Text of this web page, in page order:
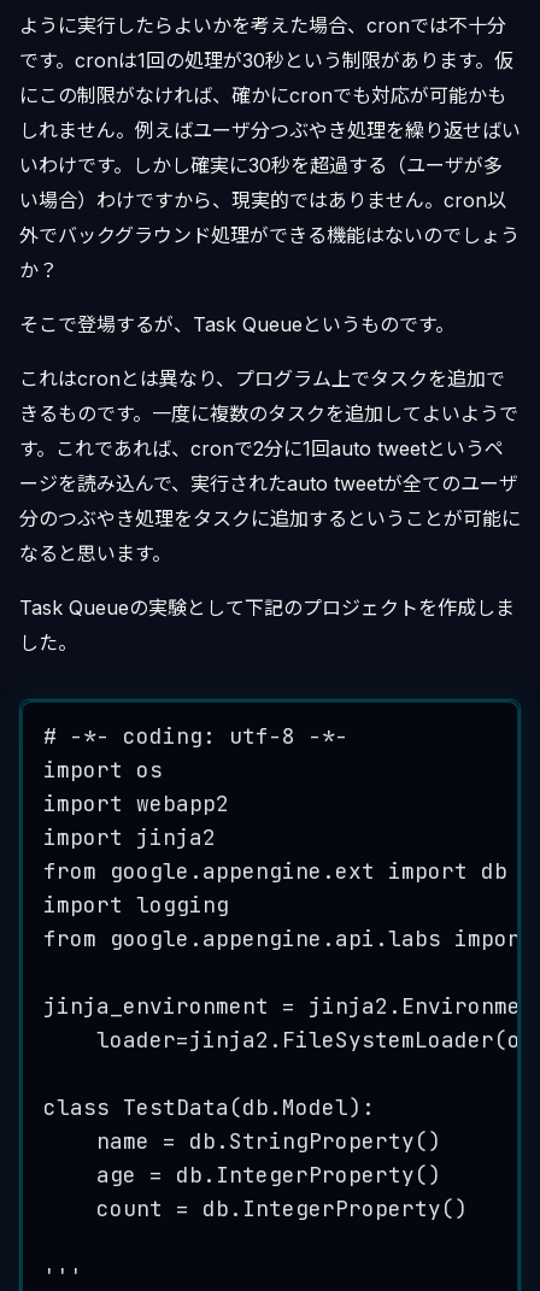
ように実行したらよいかを考えた場合、cronでは不十分
です。cronは1回の処理が30秒という制限があります。仮
にこの制限がなければ、確かにcronでも対応が可能かも
しれません。例えばユーザ分つぶやき処理を繰り返せばい
いわけです。しかし確実に30秒を超過する（ユーザが多
い場合）わけですから、現実的ではありません。cron以
外でバックグラウンド処理ができる機能はないのでしょう
か？
そこで登場するが、Task Queueというものです。
これはcronとは異なり、プログラム上でタスクを追加で
きるものです。一度に複数のタスクを追加してよいようで
す。これであれば、cronで2分に1回auto tweetというペ
ージを読み込んで、実行されたauto tweetが全てのユーザ
分のつぶやき処理をタスクに追加するということが可能に
なると思います。
Task Queueの実験として下記のプロジェクトを作成しま
した。
# -*- coding: utf-8
-*-
import os
import webapp2
import jinja2
from google.appengine.ext import db
import logging
from google.appengine.api.labs import
jinja_environment =
class TestData(db.Model):
name = db.StringProperty()
age = db.IntegerProperty()
count = db.IntegerProperty()
'''